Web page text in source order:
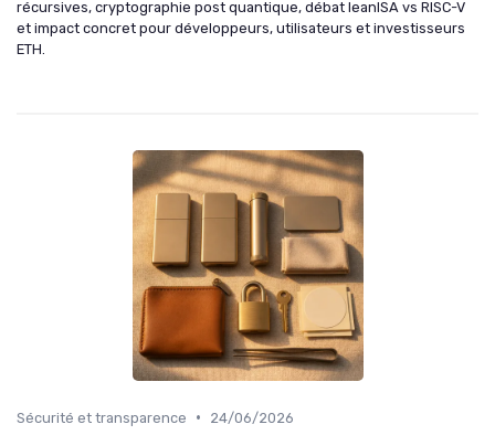
récursives, cryptographie post quantique, débat leanISA vs RISC-V
et impact concret pour développeurs, utilisateurs et investisseurs
ETH.
Sécurité et transparence • 24/06/2026